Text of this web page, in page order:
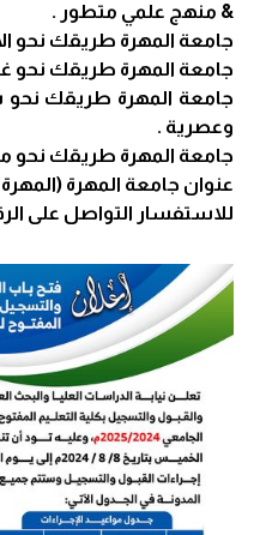
& منهج علمي متطور .
جامعة المهرة طريقك نحو
جامعة المهرة طريقك نحو
جامعة المهرة طريقك
وعصرية .
جامعة المهرة طريقك
عنوان جامعة المهرة
للاستفسار التواصل على الرقم (713238341 –